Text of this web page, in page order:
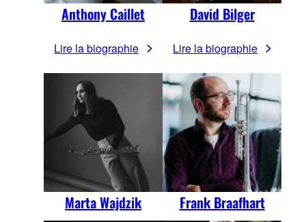
Anthony Caillet
Lire la biographie
David Bilger
Lire la biographie
Marta Wajdzik Frank Braafhart